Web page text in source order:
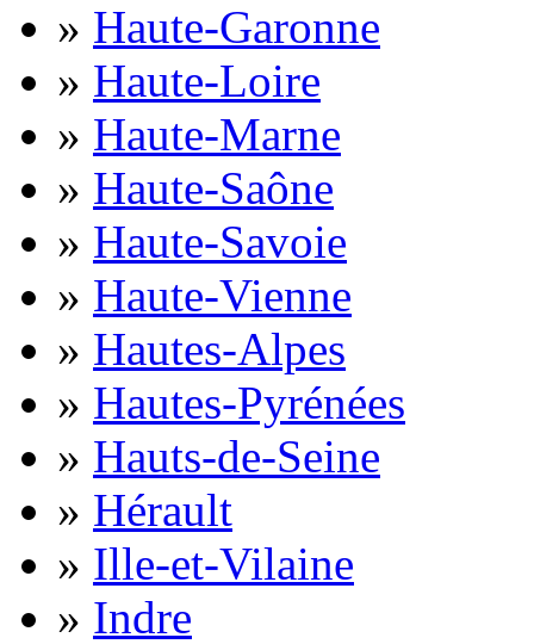
» Haute-Garonne
» Haute-Loire
» Haute-Marne
» Haute-Saône
» Haute-Savoie
» Haute-Vienne
» Hautes-Alpes
» Hautes-Pyrénées
» Hauts-de-Seine
» Hérault
» Ille-et-Vilaine
» Indre